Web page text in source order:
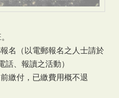
名（以電郵報名之人士請於
、報讀之活動）
繳付，已繳費用概不退